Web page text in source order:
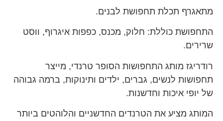
מתאגרף תכלת תחפושת לבנים.
התחפושת כוללת: חלוק, מכנס, כפפות איגרוף, ווסט
שרירים.
רודריגז מותג התחפושות הסופר טרנדי, מייצר
תחפושות לנשים, גברים, ילדים ותינוקות, ברמה גבוהה
של יופי איכות וחדשנות.
המותג מציע את הטרנדים החדשניים והלוהטים ביותר